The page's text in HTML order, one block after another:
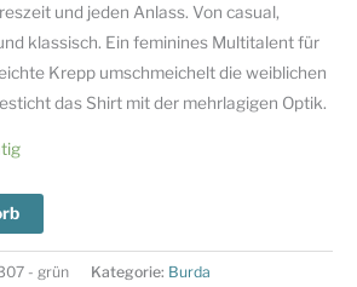
und jeden Anlass. Von casual,
klassisch. Ein feminines Multitalent für
Krepp umschmeichelt die weiblichen
das Shirt mit der mehrlagigen Optik.
- grün Kategorie: Burda